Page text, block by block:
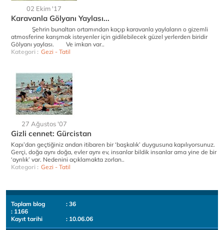
02 Ekim '17
Karavanla Gölyanı Yaylası...
Şehrin bunaltan ortamından kaçıp karavanla yaylaların o gizemli
atmosferine karışmak isteyenler için gidilebilecek güzel yerlerden biridir
Gölyanı yaylası. Ve imkan var..
Kategori : Gezi - Tatil
27 Ağustos '07
Gizli cennet: Gürcistan
Kapı’dan geçtiğiniz andan itibaren bir ‘başkalık’ duygusuna kapılıyorsunuz.
Gerçi, doğa aynı doğa, evler aynı ev, insanlar bildik insanlar ama yine de bir
‘ayrılık’ var. Nedenini açıklamakta zorlan..
Kategori : Gezi - Tatil
Toplam blog
: 36
: 1166
Kayıt tarihi
: 10.06.06